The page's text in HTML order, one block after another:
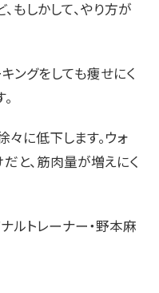
しかして、やり方が
ングをしても痩せにく
に低下します。ウォ
と、筋肉量が増えにく
ルトレーナー・野本麻